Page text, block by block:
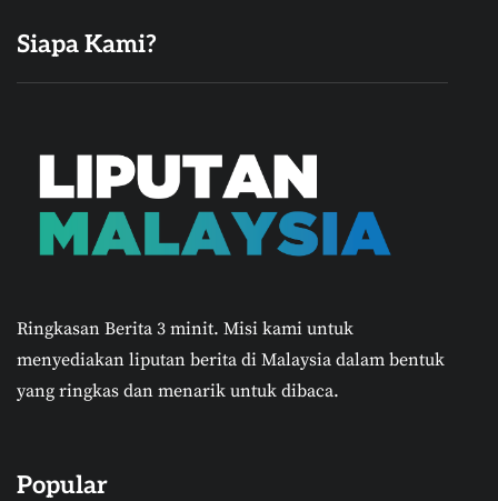
Siapa Kami?
Ringkasan Berita 3 minit. Misi kami untuk
menyediakan liputan berita di Malaysia dalam bentuk
yang ringkas dan menarik untuk dibaca.
Popular